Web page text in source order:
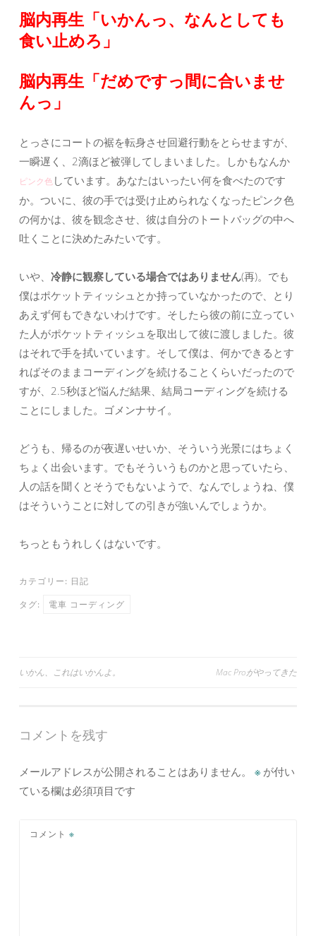
脳内再生「いかんっ、なんとしても
食い止めろ」
脳内再生「だめですっ間に合いませ
んっ」
とっさにコートの裾を転身させ回避行動をとらせますが、
一瞬遅く、2滴ほど被弾してしまいました。しかもなんか
ピンク色しています。あなたはいったい何を食べたのです
か。ついに、彼の手では受け止められなくなったピンク色
の何かは、彼を観念させ、彼は自分のトートバッグの中へ
吐くことに決めたみたいです。
いや、 冷静に観察している場合ではありません(再)。でも
僕はポケットティッシュとか持っていなかったので、とり
あえず何もできないわけです。そしたら彼の前に立ってい
た人がポケットティッシュを取出して彼に渡しました。彼
はそれで手を拭いています。そして僕は、何かできるとす
ればそのままコーディングを続けることくらいだったので
すが、2.5秒ほど悩んだ結果、結局コーディングを続ける
ことにしました。ゴメンナサイ。
どうも、帰るのが夜遅いせいか、そういう光景にはちょく
ちょく出会います。でもそういうものかと思っていたら、
人の話を聞くとそうでもないようで、なんでしょうね、僕
はそういうことに対しての引きが強いんでしょうか。
ちっともうれしくはないです。
カテゴリー: 日記
タグ:
電車 コーディング
投
ビ
ー
いかん、これはいかんよ。 Mac Proがやってきた
コメントを残す
メールアドレスが公開されることはありません。 ※ が付い
ている欄は必須項目です
コメント ※